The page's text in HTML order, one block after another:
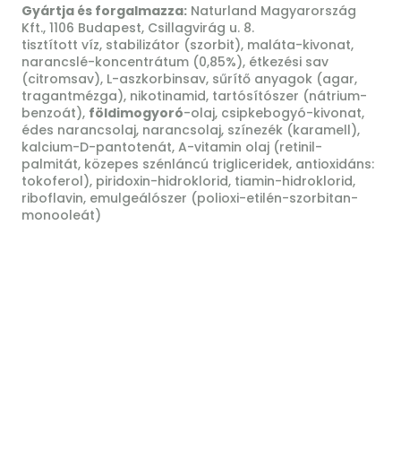
Gyártja és forgalmazza: Naturland Magyarország
Kft., 1106 Budapest, Csillagvirág u. 8.
tisztított víz, stabilizátor (szorbit), maláta-kivonat,
narancslé-koncentrátum (0,85%), étkezési sav
(citromsav), L-aszkorbinsav, sűrítő anyagok (agar,
tragantmézga), nikotinamid, tartósítószer (nátrium-
benzoát), földimogyoró-olaj, csipkebogyó-kivonat,
édes narancsolaj, narancsolaj, színezék (karamell),
kalcium-D-pantotenát, A-vitamin olaj (retinil-
palmitát, közepes szénláncú trigliceridek, antioxidáns:
tokoferol), piridoxin-hidroklorid, tiamin-hidroklorid,
riboflavin, emulgeálószer (polioxi-etilén-szorbitan-
monooleát)